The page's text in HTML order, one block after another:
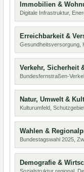
Immobilien &
Digitale Infrastruktur,
Erreichbarkeit &
Gesundheitsversorgung,
Verkehr, Sicherheit
Bundesfernstraßen-
Natur, Umwelt &
Kulturumfeld,
Wahlen &
Bundestagswahl 2025,
Demografie &